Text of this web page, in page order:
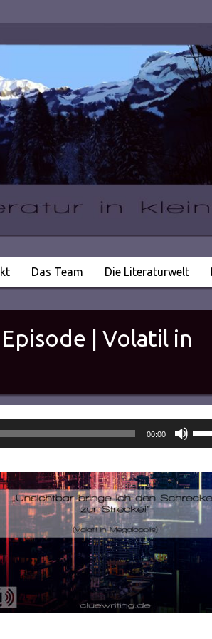
Das Team Die Literaturwelt
| Volatil in
00:00
um
die
zu